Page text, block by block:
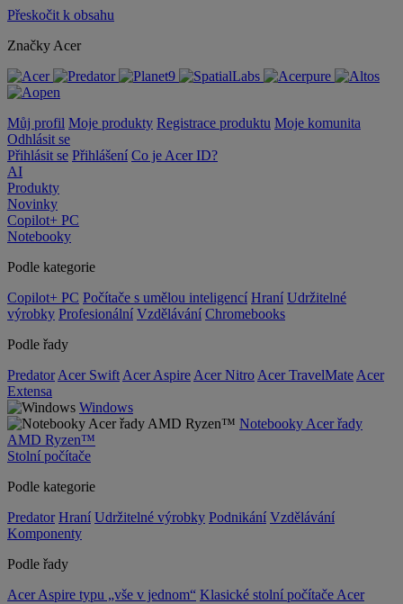
Přeskočit k obsahu
Značky Acer
Můj profil Moje produkty Registrace produktu Moje komunita
Odhlásit se
Přihlásit se Přihlášení Co je Acer ID?
AI
Produkty
Novinky
Copilot+ PC
Notebooky
Podle kategorie
Copilot+ PC Počítače s umělou inteligencí Hraní Udržitelné
výrobky Profesionální Vzdělávání Chromebooks
Podle řady
Predator Acer Swift Acer Aspire Acer Nitro Acer TravelMate Acer
Extensa
Windows
Notebooky Acer řady
AMD Ryzen™
Stolní počítače
Podle kategorie
Predator Hraní Udržitelné výrobky Podnikání Vzdělávání
Komponenty
Podle řady
Acer Aspire typu „vše v jednom“ Klasické stolní počítače Acer